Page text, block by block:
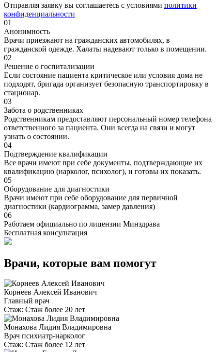
Отправляя заявку вы соглашаетесь с условиями политики
конфиденциальности
01
Анонимность
Врачи приезжают на гражданских автомобилях, в
гражданской одежде. Халаты надевают только в помещении.
02
Решение о госпитализации
Если состояние пациента критическое или условия дома не
подходят, бригада организует безопасную транспортировку в
стационар.
03
Забота о родственниках
Родственникам предоставляют персональный номер телефона
ответственного за пациента. Они всегда на связи и могут
узнать о состоянии.
04
Подтверждение квалификации
Все врачи имеют при себе документы, подтверждающие их
квалификацию (нарколог, психолог), и готовы их показать.
05
Оборудование для диагностики
Врачи имеют при себе оборудование для первичной
диагностики (кардиограмма, замер давления)
06
Работаем официально по лицензии Минздрава
Бесплатная консультация
Врачи, которые вам помогут
Корнеев Алексей Иванович
Главный врач
Стаж: Стаж более 20 лет
Монахова Лидия Владимировна
Врач психиатр-нарколог
Стаж: Стаж более 12 лет